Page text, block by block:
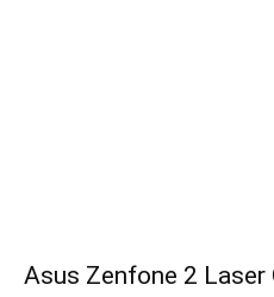
Asus Zenfone 2 Laser